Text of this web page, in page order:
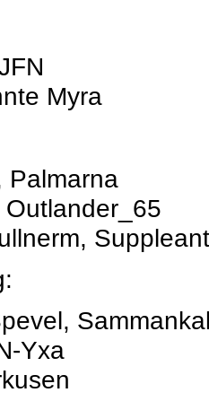
Myra
Palmarna
Suppleant
Yxa